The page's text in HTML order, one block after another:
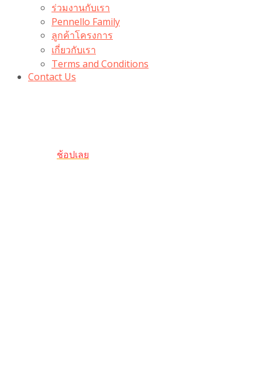
ร่วมงานกับเรา
Pennello Family
ลูกค้าโครงการ
เกี่ยวกับเรา
Terms and Conditions
Contact Us
ช้อปเลย